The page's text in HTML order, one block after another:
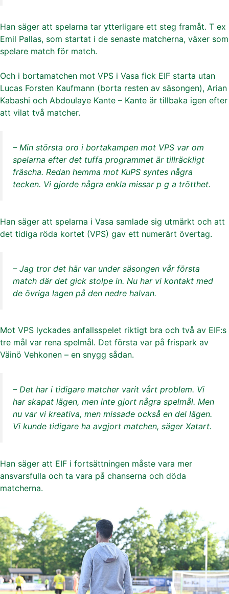
Han säger att spelarna tar ytterligare ett steg framåt. T ex
Emil Pallas, som startat i de senaste matcherna, växer som
spelare match för match.
Och i bortamatchen mot VPS i Vasa fick EIF starta utan
Lucas Forsten Kaufmann (borta resten av säsongen), Arian
Kabashi och Abdoulaye Kante – Kante är tillbaka igen efter
att vilat två matcher.
– Min största oro i bortakampen mot VPS var om
spelarna efter det tuffa programmet är tillräckligt
fräscha. Redan hemma mot KuPS syntes några
tecken. Vi gjorde några enkla missar p g a trötthet.
Han säger att spelarna i Vasa samlade sig utmärkt och att
det tidiga röda kortet (VPS) gav ett numerärt övertag.
– Jag tror det här var under säsongen vår första
match där det gick stolpe in. Nu har vi kontakt med
de övriga lagen på den nedre halvan.
Mot VPS lyckades anfallsspelet riktigt bra och två av EIF:s
tre mål var rena spelmål. Det första var på frispark av
Väinö Vehkonen – en snygg sådan.
– Det har i tidigare matcher varit vårt problem. Vi
har skapat lägen, men inte gjort några spelmål. Men
nu var vi kreativa, men missade också en del lägen.
Vi kunde tidigare ha avgjort matchen, säger Xatart.
Han säger att EIF i fortsättningen måste vara mer
ansvarsfulla och ta vara på chanserna och döda
matcherna.